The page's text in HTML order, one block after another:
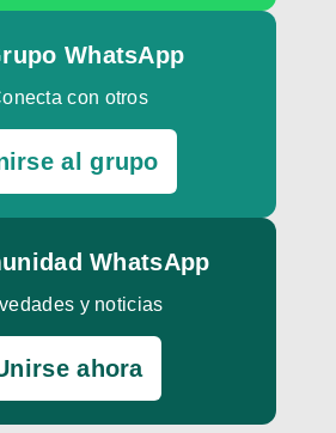
WhatsApp
con otros
al grupo
WhatsApp
y noticias
ahora